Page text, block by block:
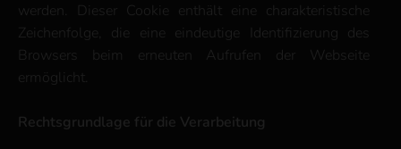
werden. Dieser Cookie enthält eine charakteristische
Zeichenfolge, die eine eindeutige Identifizierung des
Browsers beim erneuten Aufrufen der Webseite
ermöglicht.
Rechtsgrundlage für die Verarbeitung